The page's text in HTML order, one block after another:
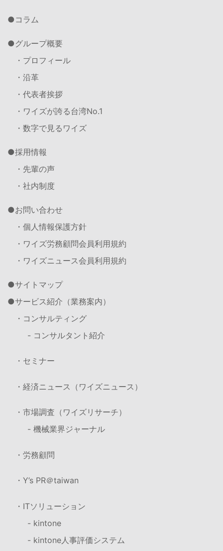
コラム
グループ概要
・プロフィール
・沿革
・代表者挨拶
・ワイズが誇る台湾No.1
・数字で見るワイズ
採用情報
・先輩の声
・社内制度
お問い合わせ
・個人情報保護方針
・ワイズ労務顧問会員利用規約
・ワイズニュース会員利用規約
サイトマップ
サービス紹介（業務案内）
・コンサルティング
- コンサルタント紹介
・セミナー
・経済ニュース（ワイズニュース）
・市場調査（ワイズリサーチ）
- 機械業界ジャーナル
・労務顧問
・Y’s PR＠taiwan
・ITソリューション
- kintone
- kintone人事評価システム